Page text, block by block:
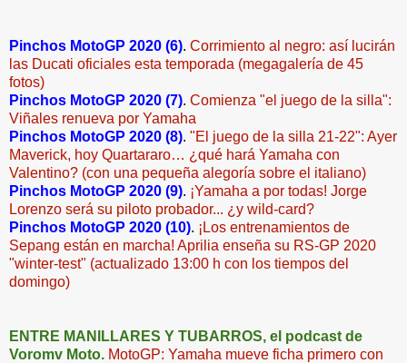
Pinchos MotoGP 2020 (6). Corrimiento al negro: así lucirán
las Ducati oficiales esta temporada (megagalería de 45
fotos)
Pinchos MotoGP 2020 (7). Comienza "el juego de la silla":
Viñales renueva por Yamaha
Pinchos MotoGP 2020 (8). "El juego de la silla 21-22": Ayer
Maverick, hoy Quartararo… ¿qué hará Yamaha con
Valentino? (con una pequeña alegoría sobre el italiano)
Pinchos MotoGP 2020 (9). ¡Yamaha a por todas! Jorge
Lorenzo será su piloto probador... ¿y wild-card?
Pinchos MotoGP 2020 (10). ¡Los entrenamientos de
Sepang están en marcha! Aprilia enseña su RS-GP 2020
"winter-test" (actualizado 13:00 h con los tiempos del
domingo)
ENTRE MANILLARES Y TUBARROS, el podcast de
Voromv Moto. MotoGP: Yamaha mueve ficha primero con